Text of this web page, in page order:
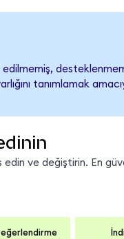
tanımlamak
ve değiştirin. En